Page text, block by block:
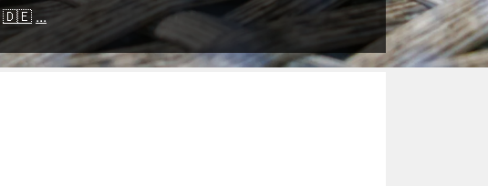
🇩🇪 ...